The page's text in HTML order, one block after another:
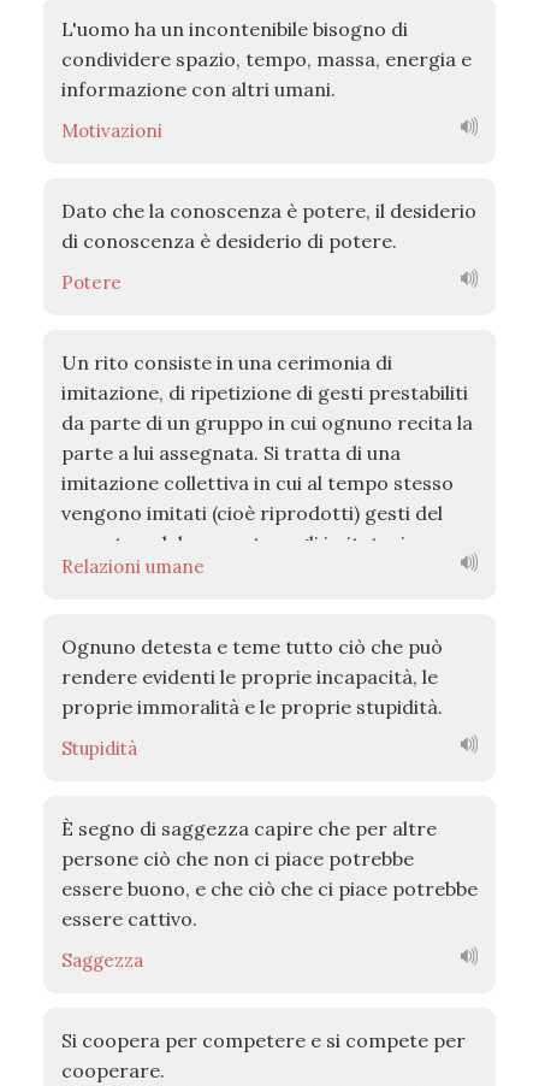
L'uomo ha un incontenibile bisogno di
condividere spazio, tempo, massa, energia e
informazione con altri umani.
Motivazioni
Dato che la conoscenza è potere, il desiderio
di conoscenza è desiderio di potere.
Potere
Un rito consiste in una cerimonia di
imitazione, di ripetizione di gesti prestabiliti
da parte di un gruppo in cui ognuno recita la
parte a lui assegnata. Si tratta di una
imitazione collettiva in cui al tempo stesso
vengono imitati (cioè riprodotti) gesti del
passato e del presente, e gli imitatori
vengono a loro volta imitati come in un
imitazione, la più autentica, la più fedele.
Relazioni umane
Ognuno detesta e teme tutto ciò che può
rendere evidenti le proprie incapacità, le
proprie immoralità e le proprie stupidità.
Stupidità
È segno di saggezza capire che per altre
persone ciò che non ci piace potrebbe
essere buono, e che ciò che ci piace potrebbe
essere cattivo.
Saggezza
Si coopera per competere e si compete per
cooperare.